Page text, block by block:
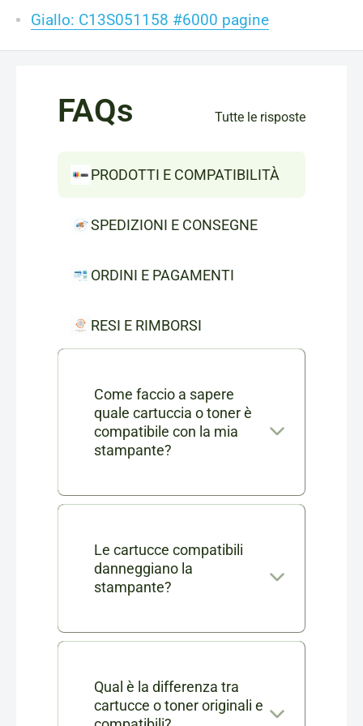
Giallo: C13S051158 #6000 pagine
FAQs Tutte le risposte
PRODOTTI E COMPATIBILITÀ
SPEDIZIONI E CONSEGNE
ORDINI E PAGAMENTI
RESI E RIMBORSI
Come faccio a sapere
quale cartuccia o toner è
compatibile con la mia
stampante?
Nella scheda di ogni prodotto
completo dei modelli di
stampanti compatibili. Se ti
contattarci in chat o via mail a
indicando il modello della tua
stampante.
Le cartucce compatibili
danneggiano la
stampante?
No, le nostre cartucce
certificate per garantire le
stesse prestazioni delle
Qual è la differenza tra
cartucce o toner originali e